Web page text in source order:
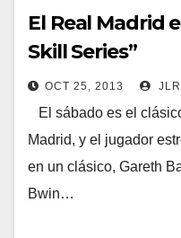
El Real Madrid
Skill Series”
OCT 25, 2013
El sábado es el
Madrid, y el jugador
en un clásico, Gareth
Bwin…